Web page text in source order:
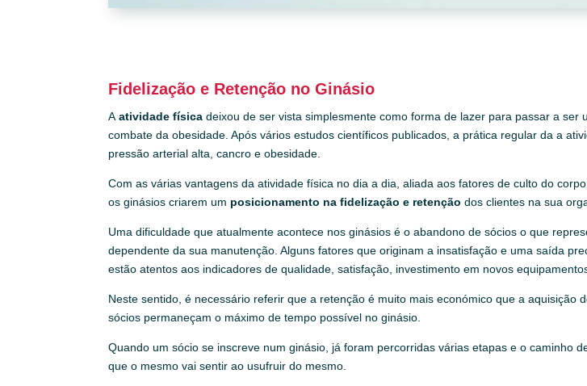
Fidelização e Retenção no Ginásio
A atividade física deixou de ser vista simplesmente como forma de lazer para passar a
combate da obesidade. Após vários estudos científicos publicados, a prática regular da a
pressão arterial alta, cancro e obesidade.
Com as várias vantagens da atividade física no dia a dia, aliada aos fatores de culto do
os ginásios criarem um posicionamento na fidelização e retenção dos clientes na sua
Uma dificuldade que atualmente acontece nos ginásios é o abandono de sócios o que
dependente da sua manutenção. Alguns fatores que originam a insatisfação e uma saída
estão atentos aos indicadores de qualidade, satisfação, investimento em novos
Neste sentido, é necessário referir que a retenção é muito mais económico que a
sócios permaneçam o máximo de tempo possível no ginásio.
Quando um sócio se inscreve num ginásio, já foram percorridas várias etapas e o caminho
que o mesmo vai sentir ao usufruir do mesmo.